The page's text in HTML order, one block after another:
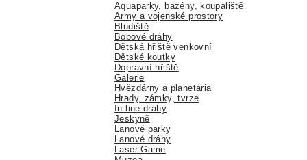
Aquaparky, bazény, koupaliště
Army a vojenské prostory
Bludiště
Bobové dráhy
Dětská hřiště venkovní
Dětské koutky
Dopravní hřiště
Galerie
Hvězdárny a planetária
Hrady, zámky, tvrze
In-line dráhy
Jeskyně
Lanové parky
Lanové dráhy
Laser Game